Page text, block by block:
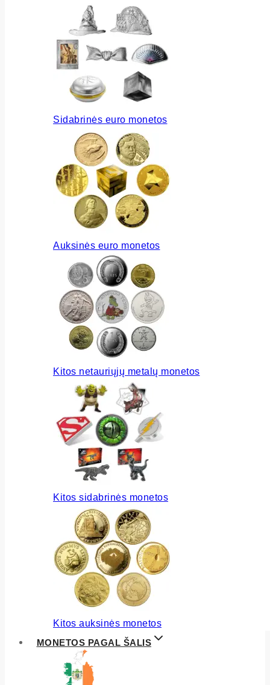
Sidabrinės euro monetos
Auksinės euro monetos
Kitos netauriųjų metalų monetos
Kitos sidabrinės monetos
Kitos auksinės monetos
MONETOS PAGAL ŠALIS